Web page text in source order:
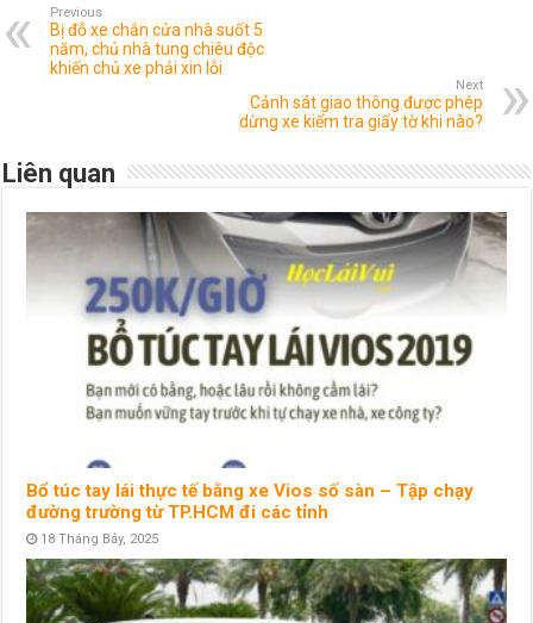
Previous
Bị đỗ xe chắn cửa nhà suốt 5
năm, chủ nhà tung chiêu độc
khiến chủ xe phải xin lỗi
Next
Cảnh sát giao thông được phép
dừng xe kiểm tra giấy tờ khi nào?
Liên quan
Bổ túc tay lái thực tế bằng xe Vios số sàn – Tập chạy
đường trường từ TP.HCM đi các tỉnh
18 Tháng Bảy, 2025